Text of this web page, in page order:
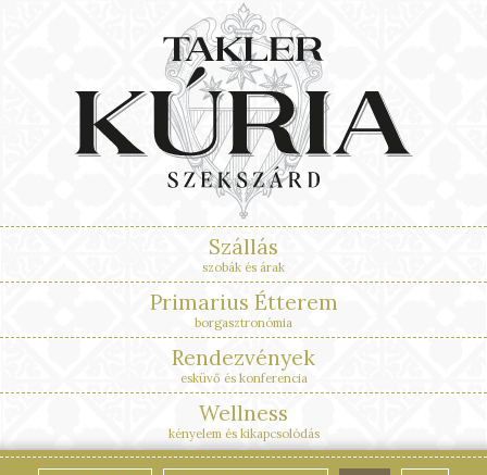
Szállás
szobák és árak
Primarius Étterem
borgasztronómia
Rendezvények
esküvő és konferencia
Wellness
kényelem és kikapcsolódás